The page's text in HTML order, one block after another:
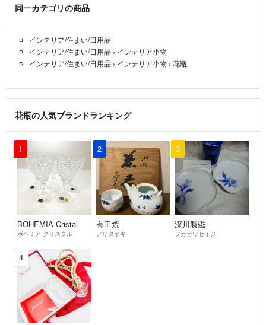
同一カテゴリの商品
インテリア/住まい/日用品
インテリア/住まい/日用品 › インテリア小物
インテリア/住まい/日用品 › インテリア小物 › 花瓶
花瓶の人気ブランドランキング
1
BOHEMIA Cristal
ボヘミア クリスタル
2
有田焼
アリタヤキ
3
深川製磁
フカガワセイジ
4